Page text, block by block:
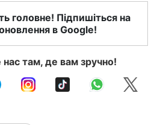
головне! Підпишіться на
в Google!
там, де вам зручно!